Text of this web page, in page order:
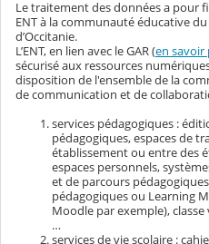
Le traitement des données a pour
ENT à la communauté éducative
d’Occitanie.
L’ENT, en lien avec le GAR (en savoir
sécurisé aux ressources
disposition de l'ensemble de la
de communication et de
services pédagogiques :
pédagogiques, espaces de
établissement ou entre des
espaces personnels,
et de parcours
pédagogiques ou Learning
Moodle par exemple),
…
services de vie scolaire :